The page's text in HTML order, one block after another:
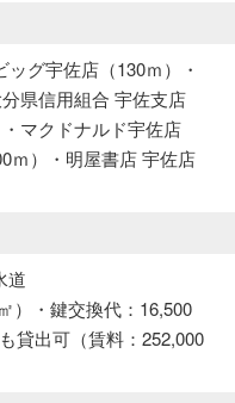
グ宇佐店（130ｍ）・
県信用組合 宇佐支店
マクドナルド宇佐店
ｍ）・明屋書店 宇佐店
道
）・鍵交換代：16,500
貸出可（賃料：252,000